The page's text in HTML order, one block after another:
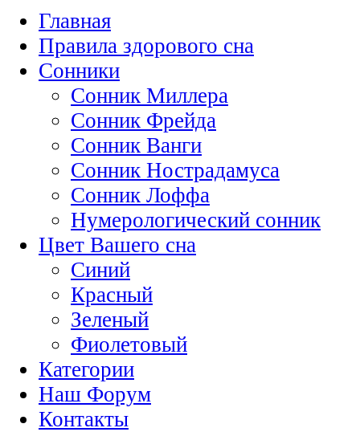
Главная
Правила здорового сна
Сонники
Сонник Миллера
Сонник Фрейда
Сонник Ванги
Сонник Нострадамуса
Сонник Лоффа
Нумерологический сонник
Цвет Вашего сна
Синий
Красный
Зеленый
Фиолетовый
Категории
Наш Форум
Контакты